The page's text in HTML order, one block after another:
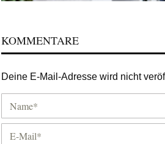
KOMMENTARE
Deine E-Mail-Adresse wird nicht